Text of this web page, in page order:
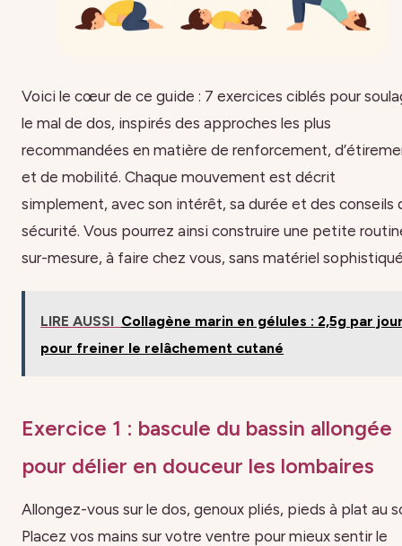
Voici le cœur de ce guide : 7 exercices ciblés pour
le mal de dos, inspirés des approches les plus
recommandées en matière de renforcement,
et de mobilité. Chaque mouvement est décrit
simplement, avec son intérêt, sa durée et des conseils
sécurité. Vous pourrez ainsi construire une petite
sur-mesure, à faire chez vous, sans matériel
LIRE AUSSI Collagène marin en gélules : 2,5g par
pour freiner le relâchement cutané
Exercice 1 : bascule du bassin allongée
pour délier en douceur les lombaires
Allongez-vous sur le dos, genoux pliés, pieds à plat au
Placez vos mains sur votre ventre pour mieux sentir le